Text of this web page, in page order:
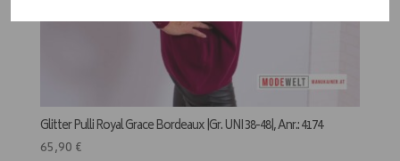
Glitter Pulli Royal Grace Bordeaux |Gr. UNI 38-48|, Anr.: 4174
65,90 €